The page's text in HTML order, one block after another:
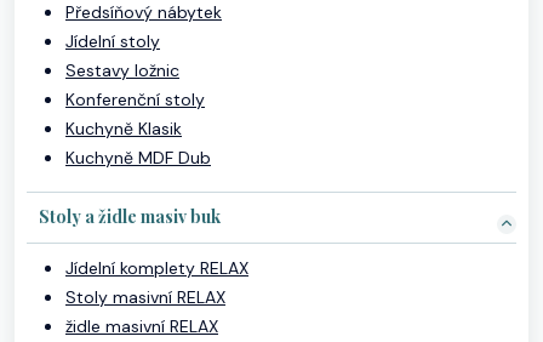
Předsíňový nábytek
Jídelní stoly
Sestavy ložnic
Konferenční stoly
Kuchyně Klasik
Kuchyně MDF Dub
Stoly a židle masiv buk
Jídelní komplety RELAX
Stoly masivní RELAX
židle masivní RELAX